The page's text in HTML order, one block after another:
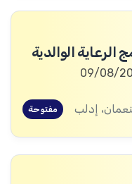
الوالدية
إدلب مفتوحة